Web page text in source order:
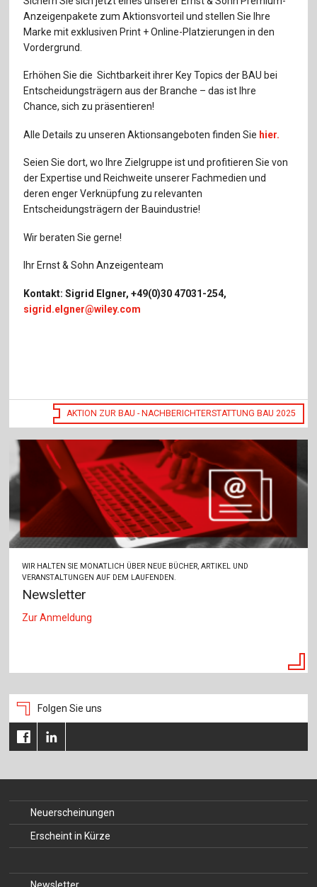
Anzeigenpakete zum Aktionsvorteil und stellen Sie Ihre
Marke mit exklusiven Print + Online-Platzierungen in den
Vordergrund.
Erhöhen Sie die Sichtbarkeit ihrer Key Topics der BAU bei
Entscheidungsträgern aus der Branche – das ist Ihre
Chance, sich zu präsentieren!
Alle Details zu unseren Aktionsangeboten finden Sie hier.
Seien Sie dort, wo Ihre Zielgruppe ist und profitieren Sie von
der Expertise und Reichweite unserer Fachmedien und
deren enger Verknüpfung zu relevanten
Entscheidungsträgern der Bauindustrie!
Wir beraten Sie gerne!
Ihr Ernst & Sohn Anzeigenteam
Kontakt: Sigrid Elgner, +49(0)30 47031-254,
sigrid.elgner@wiley.com
AKTION ZUR BAU - NACHBERICHTERSTATTUNG BAU 2025
WIR HALTEN SIE MONATLICH ÜBER NEUE BÜCHER, ARTIKEL UND
VERANSTALTUNGEN AUF DEM LAUFENDEN.
Newsletter
Zur Anmeldung
Folgen Sie uns
Neuerscheinungen
Erscheint in Kürze